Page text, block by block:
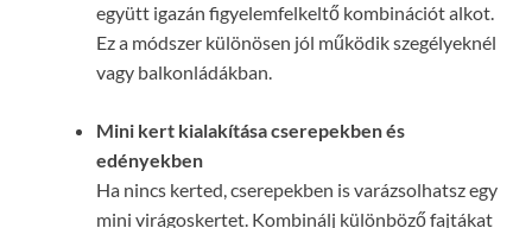
együtt igazán figyelemfelkeltő kombinációt alkot.
Ez a módszer különösen jól működik szegélyeknél
vagy balkonládákban.
Mini kert kialakítása cserepekben és
edényekben
Ha nincs kerted, cserepekben is varázsolhatsz egy
mini virágoskertet. Kombinálj különböző fajtákat